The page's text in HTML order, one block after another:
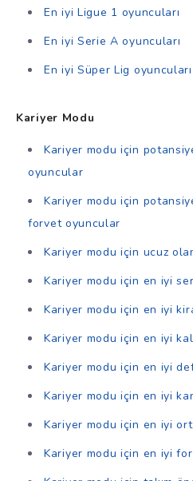
En iyi Ligue 1 oyuncuları
En iyi Serie A oyuncuları
En iyi Süper Lig oyuncuları
Kariyer Modu
Kariyer modu için
oyuncular
Kariyer modu için
forvet oyuncular
Kariyer modu için ucuz
Kariyer modu için en iyi
Kariyer modu için en iyi
Kariyer modu için en iyi
Kariyer modu için en iyi
Kariyer modu için en iyi
Kariyer modu için en iyi
Kariyer modu için en iyi